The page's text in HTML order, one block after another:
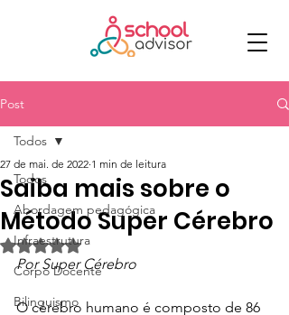
Post
Todos
Abordagem pedagógica
Infraestrutura
Corpo Docente
Bilinguismo
Todos
Saiba mais sobre o
Método Super Cérebro
27 de mai. de 2022 1 min de leitura
Avaliado com NaN de 5 estrelas.
Por Super Cérebro
O cérebro humano é composto de 86